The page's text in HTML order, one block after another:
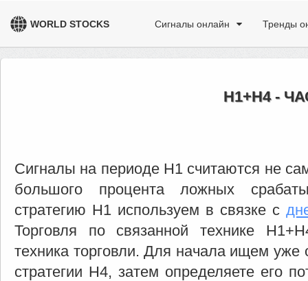
WORLD STOCKS Сигналы онлайн Тренды
H1+H4 -
Сигналы на периоде H1 считаются не
большого процента ложных
стратегию H1 используем в связке с
Торговля по связанной технике
техника торговли. Для начала ищем
стратегии H4, затем определяете его